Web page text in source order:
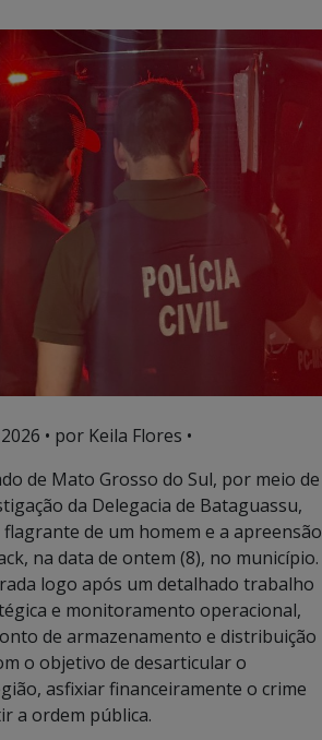
• por Keila Flores •
de Mato Grosso do Sul, por meio de
da Delegacia de Bataguassu,
de um homem e a apreensão
na data de ontem (8), no município.
logo após um detalhado trabalho
e monitoramento operacional,
de armazenamento e distribuição
o objetivo de desarticular o
asfixiar financeiramente o crime
a ordem pública.